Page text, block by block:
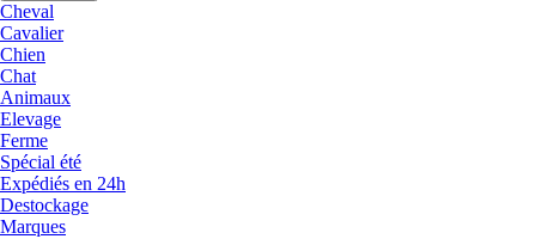
Cheval
Cavalier
Chien
Chat
Animaux
Elevage
Ferme
Spécial été
Expédiés en 24h
Destockage
Marques